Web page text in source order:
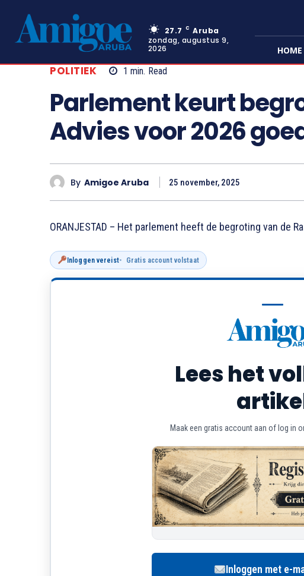
27.7 C Aruba
zondag, augustus 9,
2026
HOME
POLITIEK 1 min. Read
Parlement keurt
Advies voor 2026
By Amigoe Aruba 25 november, 2025
ORANJESTAD – Het parlement heeft de begroting van de
Inloggen vereist Gratis account volstaat
Lees het
Maak een gratis account aan of log in
Inloggen met e-